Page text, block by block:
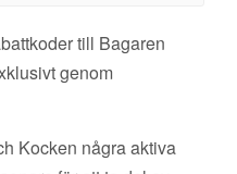
till Bagaren
genom
Kocken några aktiva